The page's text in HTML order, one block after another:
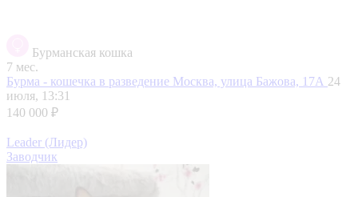
Бурманская кошка
7 мес.
Бурма - кошечка в разведение Москва, улица Бажова, 17А 24
июля, 13:31
140 000 ₽
Leader (Лидер)
Заводчик